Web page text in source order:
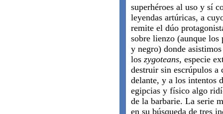
superhéroes al uso y sí
leyendas artúricas, a
remite el dúo
sobre lienzo (aunque
y negro) donde
los zygoteans, especie
destruir sin escrúpulos a
delante, y a los intentos
egipcias y físico algo
de la barbarie. La serie
en su búsqueda de tres